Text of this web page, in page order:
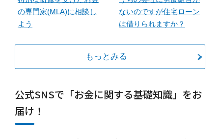
の専門家(MLA)に相談し
よう
ないのですが住宅ローン
は借りられますか？
もっとみる
公式SNSで「お金に関する基礎知識」をお
届け！